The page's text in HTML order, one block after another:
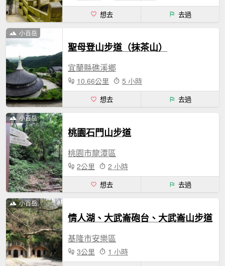
想去 去過
小百岳
聖母登山步道（抹茶山）
宜蘭縣礁溪鄉
10.66公里 5 小時
想去 去過
小百岳
桃園石門山步道
桃園市龍潭區
2公里 2 小時
想去 去過
小百岳
情人湖、大武崙砲台、大武崙山步道
基隆市安樂區
3公里 1 小時